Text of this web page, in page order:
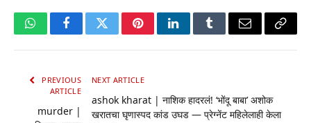
WhatsAppFacebookTwitterPinterestLinkedInTumblrEmail Copy
PREVIOUS
ARTICLE
murder |
NEXT ARTICLE
ashok kharat | नाशिक हादरलं! ‘भोंदू बाबा’ अशोक
खरातचा घृणास्पद कांड उघड — प्रेग्नेंट महिलेलाही केला